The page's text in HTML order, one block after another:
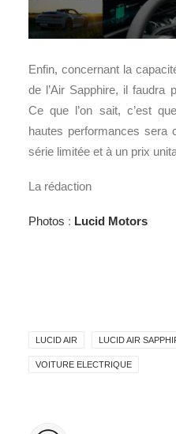
Enfin, concernant la
de l’Air Sapphire, il faudra
Ce que l’on sait, c’est
hautes performances sera
série limitée et à un prix
La rédaction
Photos : Lucid Motors
LUCID AIR LUCID AIR
VOITURE ELECTRIQUE